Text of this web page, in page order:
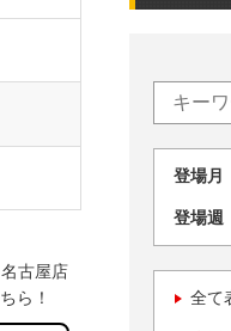
登場月
登場週
全て
古屋店
ら！